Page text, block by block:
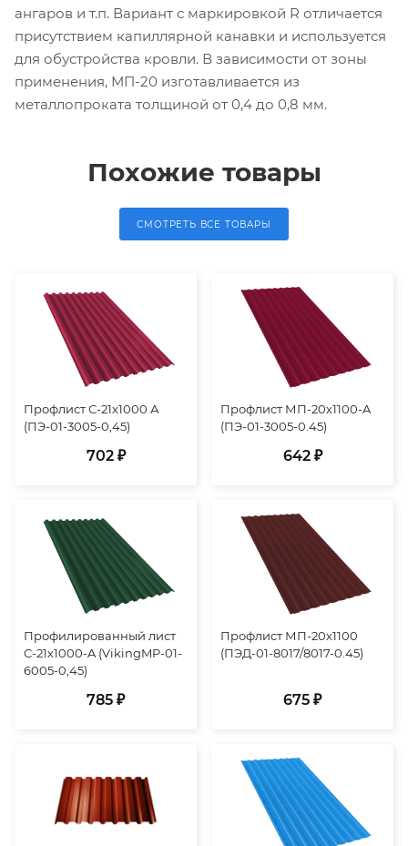
ангаров и т.п. Вариант с маркировкой R отличается
присутствием капиллярной канавки и используется
для обустройства кровли. В зависимости от зоны
применения, МП-20 изготавливается из
металлопроката толщиной от 0,4 до 0,8 мм.
Похожие товары
СМОТРЕТЬ ВСЕ ТОВАРЫ
Профлист С-21х1000 А
(ПЭ-01-3005-0,45)
702 ₽
Профлист МП-20х1100-A
(ПЭ-01-3005-0.45)
642 ₽
Профилированный лист
С-21х1000-A (VikingMP-01-
6005-0,45)
785 ₽
Профлист МП-20х1100
(ПЭД-01-8017/8017-0.45)
675 ₽